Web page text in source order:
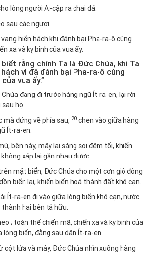
lòng người Ai-cập ra chai đá.
sau các ngươi.
hiển hách khi đánh bại Pha-ra-ô cùng
xa và kỵ binh của vua ấy.
rằng chính Ta là Đức Chúa, khi Ta
vì đã đánh bại Pha-ra-ô cùng
vua ấy.”
đang đi trước hàng ngũ Ít-ra-en, lại rời
họ.
mà đứng về phía sau, 20 chen vào giữa hàng
Ít-ra-en.
bên này, mây lại sáng soi đêm tối, khiến
xáp lại gần nhau được.
mặt biển, Đức Chúa cho một cơn gió đông
biển lại, khiến biển hoá thành đất khô cạn.
Ít-ra-en đi vào giữa lòng biển khô cạn, nước
hai bên tả hữu.
; toàn thể chiến mã, chiến xa và kỵ binh của
biển, đằng sau dân Ít-ra-en.
cột lửa và mây, Đức Chúa nhìn xuống hàng